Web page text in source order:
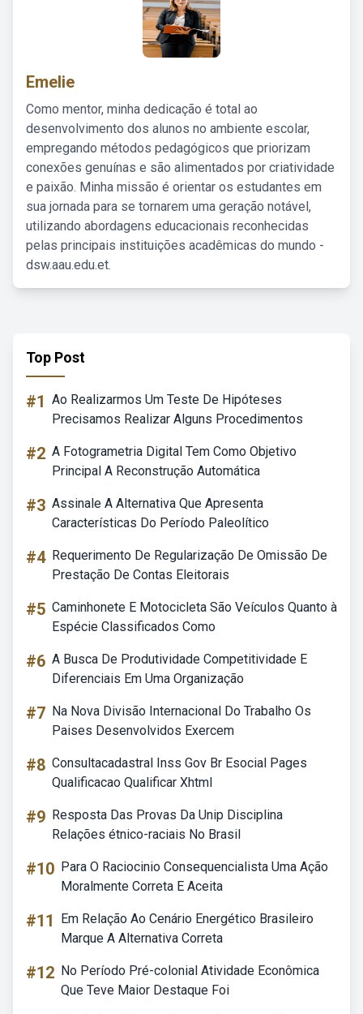
Emelie
Como mentor, minha dedicação é total ao
desenvolvimento dos alunos no ambiente escolar,
empregando métodos pedagógicos que priorizam
conexões genuínas e são alimentados por criatividade
e paixão. Minha missão é orientar os estudantes em
sua jornada para se tornarem uma geração notável,
utilizando abordagens educacionais reconhecidas
pelas principais instituições acadêmicas do mundo -
dsw.aau.edu.et.
Top Post
#1 Ao Realizarmos Um Teste De Hipóteses
Precisamos Realizar Alguns Procedimentos
#2 A Fotogrametria Digital Tem Como Objetivo
Principal A Reconstrução Automática
#3 Assinale A Alternativa Que Apresenta
Características Do Período Paleolítico
#4 Requerimento De Regularização De Omissão De
Prestação De Contas Eleitorais
#5 Caminhonete E Motocicleta São Veículos Quanto à
Espécie Classificados Como
#6 A Busca De Produtividade Competitividade E
Diferenciais Em Uma Organização
#7 Na Nova Divisão Internacional Do Trabalho Os
Paises Desenvolvidos Exercem
#8 Consultacadastral Inss Gov Br Esocial Pages
Qualificacao Qualificar Xhtml
#9 Resposta Das Provas Da Unip Disciplina
Relações étnico-raciais No Brasil
#10 Para O Raciocinio Consequencialista Uma Ação
Moralmente Correta E Aceita
#11
Em Relação Ao Cenário Energético Brasileiro
Marque A Alternativa Correta
#12 No Período Pré-colonial Atividade Econômica
Que Teve Maior Destaque Foi